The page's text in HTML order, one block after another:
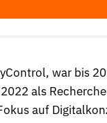
war bis
als
auf